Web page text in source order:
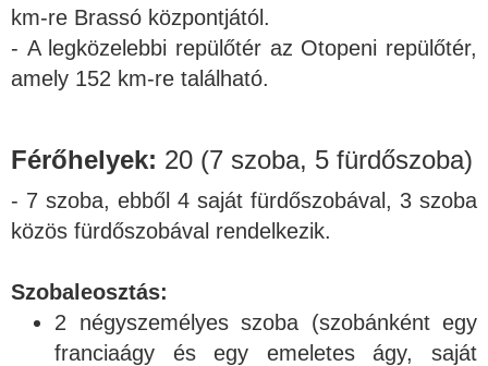
km-re Brassó központjától.
- A legközelebbi repülőtér az Otopeni repülőtér,
amely 152 km-re található.
Férőhelyek: 20 (7 szoba, 5 fürdőszoba)
- 7 szoba, ebből 4 saját fürdőszobával, 3 szoba
közös fürdőszobával rendelkezik.
Szobaleosztás:
2 négyszemélyes szoba (szobánként egy
franciaágy és egy emeletes ágy, saját